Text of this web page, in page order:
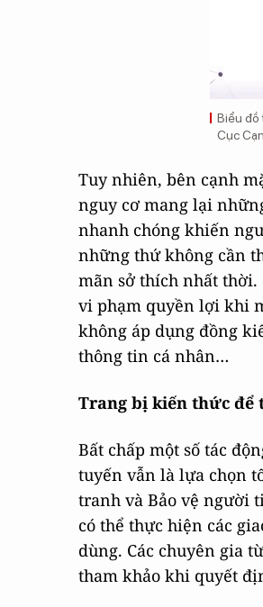
Biểu đồ
Cục
Tuy nhiên, bên cạnh
nguy cơ mang lại
nhanh chóng khiến
những thứ không cần
mãn sở thích nhất
vi phạm quyền lợi khi
không áp dụng đồng
thông tin cá nhân…
Trang bị kiến thức để
Bất chấp một số tác
tuyến vẫn là lựa chọn
tranh và Bảo vệ người
có thể thực hiện các
dùng. Các chuyên gia
tham khảo khi quyết